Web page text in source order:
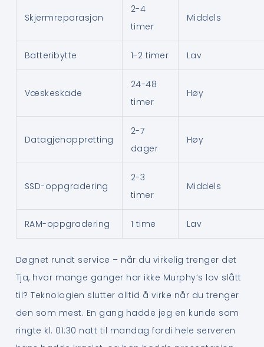
Skjermreparasjon
2-4
timer
Middels
Batteribytte 1-2 timer Lav
Væskeskade
24-48
timer
Høy
Datagjenoppretting
2-7
dager
Høy
SSD-oppgradering
2-3
timer
Middels
RAM-oppgradering 1 time Lav
Døgnet rundt service – når du virkelig trenger det
Tja, hvor mange ganger har ikke Murphy’s lov slått
til? Teknologien slutter alltid å virke når du trenger
den som mest. En gang hadde jeg en kunde som
ringte kl. 01:30 natt til mandag fordi hele serveren